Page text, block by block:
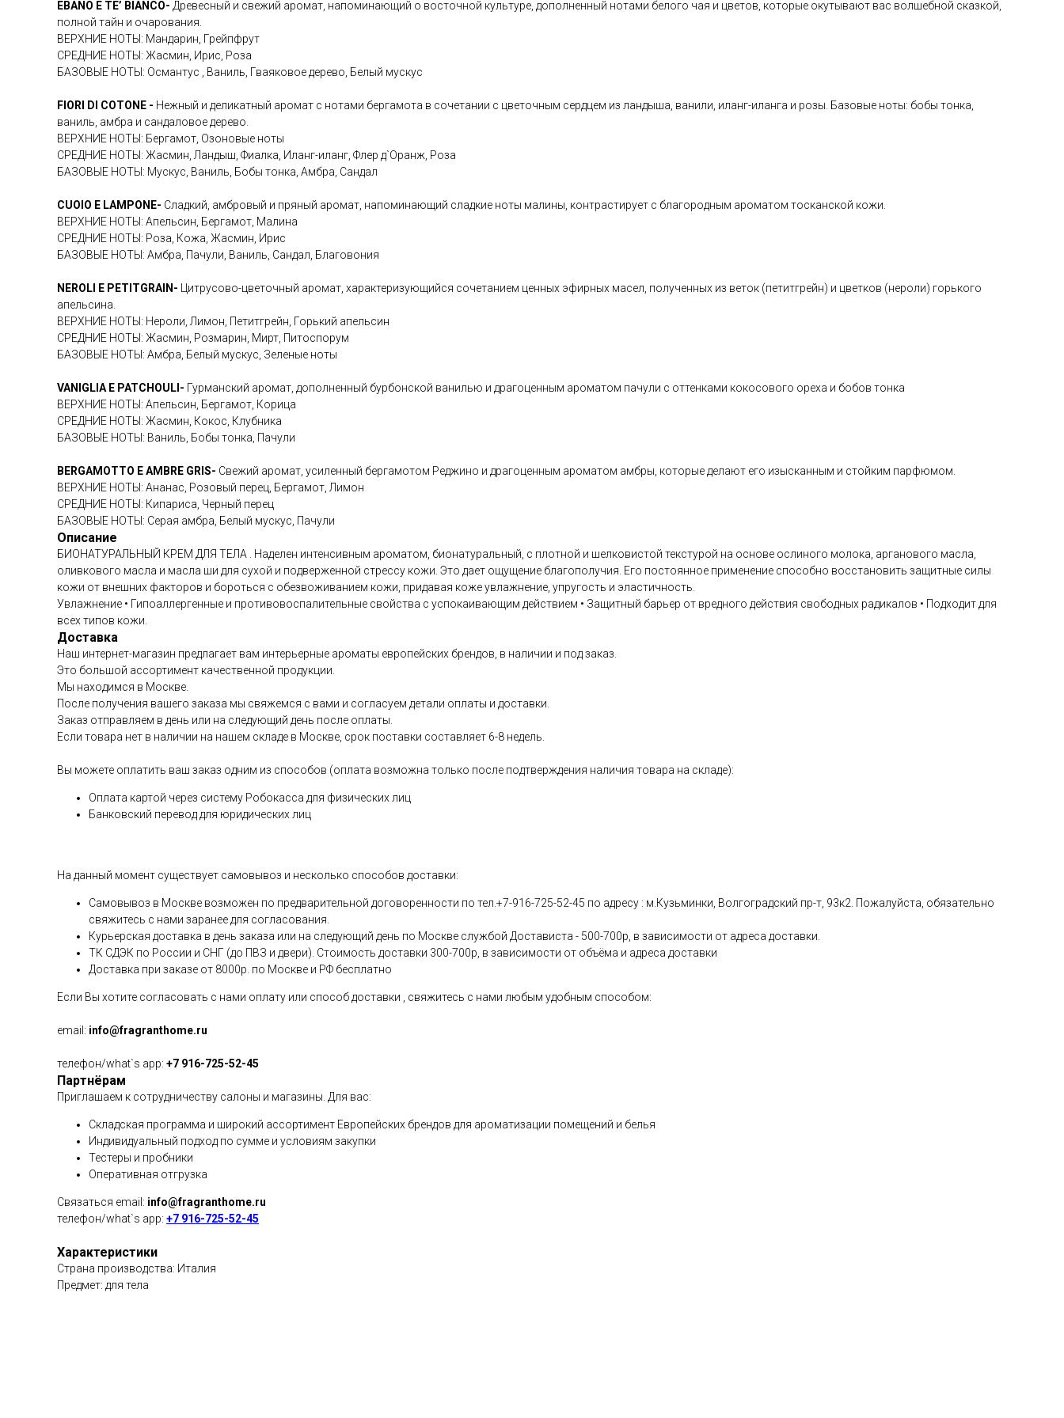
EBANO E TE’ BIANCO- Древесный и свежий аромат, напоминающий о восточной культуре, дополненный нотами белого чая и цветов, которые окутывают вас волшебной сказкой,
полной тайн и очарования.
ВЕРХНИЕ НОТЫ: Мандарин, Грейпфрут
СРЕДНИЕ НОТЫ: Жасмин, Ирис, Роза
БАЗОВЫЕ НОТЫ: Османтус , Ваниль, Гваяковое дерево, Белый мускус
FIORI DI COTONE - Нежный и деликатный аромат с нотами бергамота в сочетании с цветочным сердцем из ландыша, ванили, иланг-иланга и розы. Базовые ноты: бобы тонка,
ваниль, амбра и сандаловое дерево.
ВЕРХНИЕ НОТЫ: Бергамот, Озоновые ноты
СРЕДНИЕ НОТЫ: Жасмин, Ландыш, Фиалка, Иланг-иланг, Флер д`Оранж, Роза
БАЗОВЫЕ НОТЫ: Мускус, Ваниль, Бобы тонка, Амбра, Сандал
CUOIO E LAMPONE- Сладкий, амбровый и пряный аромат, напоминающий сладкие ноты малины, контрастирует с благородным ароматом тосканской кожи.
ВЕРХНИЕ НОТЫ: Апельсин, Бергамот, Малина
СРЕДНИЕ НОТЫ: Роза, Кожа, Жасмин, Ирис
БАЗОВЫЕ НОТЫ: Амбра, Пачули, Ваниль, Сандал, Благовония
NEROLI E PETITGRAIN-
Цитрусово-цветочный аромат, характеризующийся сочетанием ценных эфирных масел, полученных из веток (петитгрейн) и цветков (нероли) горького
апельсина.
ВЕРХНИЕ НОТЫ: Нероли, Лимон, Петитгрейн, Горький апельсин
СРЕДНИЕ НОТЫ: Жасмин, Розмарин, Мирт, Питоспорум
БАЗОВЫЕ НОТЫ: Амбра, Белый мускус, Зеленые ноты
VANIGLIA E PATCHOULI- Гурманский аромат, дополненный бурбонской ванилью и драгоценным ароматом пачули с оттенками кокосового ореха и бобов тонка
ВЕРХНИЕ НОТЫ: Апельсин, Бергамот, Корица
СРЕДНИЕ НОТЫ: Жасмин, Кокос, Клубника
БАЗОВЫЕ НОТЫ: Ваниль, Бобы тонка, Пачули
BERGAMOTTO E AMBRE GRIS- Свежий аромат, усиленный бергамотом Реджино и драгоценным ароматом амбры, которые делают его изысканным и стойким парфюмом.
ВЕРХНИЕ НОТЫ: Ананас, Розовый перец, Бергамот, Лимон
СРЕДНИЕ НОТЫ: Кипариса, Черный перец
БАЗОВЫЕ НОТЫ: Серая амбра, Белый мускус, Пачули
Описание
БИОНАТУРАЛЬНЫЙ КРЕМ ДЛЯ ТЕЛА . Наделен интенсивным ароматом, бионатуральный, с плотной и шелковистой текстурой на основе ослиного молока, арганового масла,
оливкового масла и масла ши для сухой и подверженной стрессу кожи. Это дает ощущение благополучия. Его постоянное применение способно восстановить защитные силы
кожи от внешних факторов и бороться с обезвоживанием кожи, придавая коже увлажнение, упругость и эластичность.
Увлажнение • Гипоаллергенные и противовоспалительные свойства с успокаивающим действием • Защитный барьер от вредного действия свободных радикалов • Подходит для
всех типов кожи.
Доставка
Наш интернет-магазин предлагает вам интерьерные ароматы европейских брендов, в наличии и под заказ.
Это большой ассортимент качественной продукции.
Мы находимся в Москве.
После получения вашего заказа мы свяжемся с вами и согласуем детали оплаты и доставки.
Заказ отправляем в день или на следующий день после оплаты.
Если товара нет в наличии на нашем складе в Москве, срок поставки составляет 6-8 недель.
Вы можете оплатить ваш заказ одним из способов (оплата возможна только после подтверждения наличия товара на складе):
Оплата картой через систему Робокасса для физических лиц
Банковский перевод для юридических лиц
На данный момент существует самовывоз и несколько способов доставки:
Самовывоз в Москве возможен по предварительной договоренности по тел.+7-916-725-52-45 по адресу : м.Кузьминки, Волгоградский пр-т, 93к2. Пожалуйста, обязательно
свяжитесь с нами заранее для согласования.
Курьерская доставка в день заказа или на следующий день по Москве службой Достависта - 500-700р, в зависимости от адреса доставки.
ТК СДЭК по России и СНГ (до ПВЗ и двери). Стоимость доставки 300-700р, в зависимости от объёма и адреса доставки
Доставка при заказе от 8000р. по Москве и РФ бесплатно
Если Вы хотите согласовать с нами оплату или способ доставки , свяжитесь с нами любым удобным способом:
email: info@fragranthome.ru
телефон/what`s app: +7 916-725-52-45
Партнёрам
Приглашаем к сотрудничеству салоны и магазины. Для вас:
Складская программа и широкий ассортимент Европейских брендов для ароматизации помещений и белья
Индивидуальный подход по сумме и условиям закупки
Тестеры и пробники
Оперативная отгрузка
Связаться email: info@fragranthome.ru
телефон/what`s app: +7 916-725-52-45
Характеристики
Страна производства: Италия
Предмет: для тела